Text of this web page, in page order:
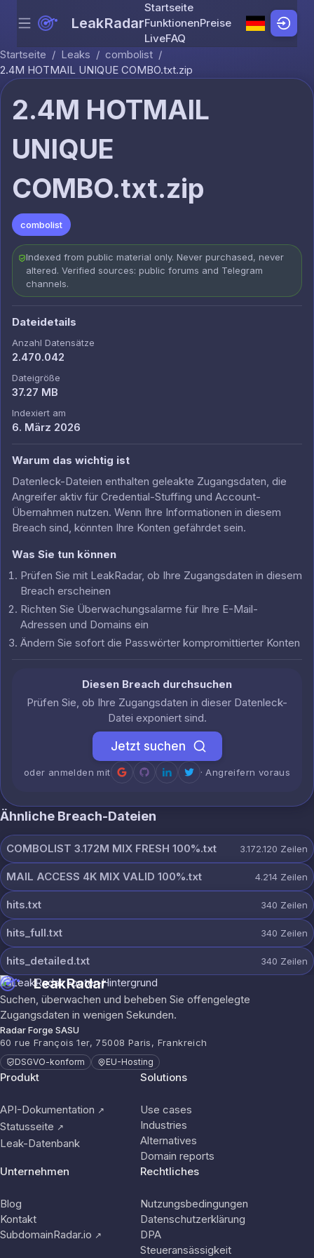
Skip to content
Menu LeakRadar
Startseite
FunktionenPreise
LiveFAQ
Startseite / Leaks / combolist /
2.4M HOTMAIL UNIQUE COMBO.txt.zip
2.4M HOTMAIL
UNIQUE
COMBO.txt.zip
combolist
Indexed from public material only. Never purchased, never
altered. Verified sources: public forums and Telegram
channels.
Dateidetails
Anzahl Datensätze
2.470.042
Dateigröße
37.27 MB
Indexiert am
6. März 2026
Warum das wichtig ist
Datenleck-Dateien enthalten geleakte Zugangsdaten, die
Angreifer aktiv für Credential-Stuffing und Account-
Übernahmen nutzen. Wenn Ihre Informationen in diesem
Breach sind, könnten Ihre Konten gefährdet sein.
Was Sie tun können
Prüfen Sie mit LeakRadar, ob Ihre Zugangsdaten in diesem
Breach erscheinen
Richten Sie Überwachungsalarme für Ihre E-Mail-
Adressen und Domains ein
Ändern Sie sofort die Passwörter kompromittierter Konten
Diesen Breach durchsuchen
Prüfen Sie, ob Ihre Zugangsdaten in dieser Datenleck-
Datei exponiert sind.
Jetzt suchen
oder anmelden mit · Angreifern voraus
Ähnliche Breach-Dateien
COMBOLIST 3.172M MIX FRESH 100%.txt 3.172.120 Zeilen
MAIL ACCESS 4K MIX VALID 100%.txt 4.214 Zeilen
hits.txt 340 Zeilen
hits_full.txt 340 Zeilen
hits_detailed.txt 340 Zeilen
LeakRadar
Suchen, überwachen und beheben Sie offengelegte
Zugangsdaten in wenigen Sekunden.
Radar Forge SASU
60 rue François 1er, 75008 Paris, Frankreich
DSGVO-konform EU-Hosting
Produkt
API-Dokumentation ↗
Statusseite ↗
Leak-Datenbank
Solutions
Use cases
Industries
Alternatives
Domain reports
Unternehmen
Blog
Kontakt
SubdomainRadar.io ↗
Rechtliches
Nutzungsbedingungen
Datenschutzerklärung
DPA
Steueransässigkeit